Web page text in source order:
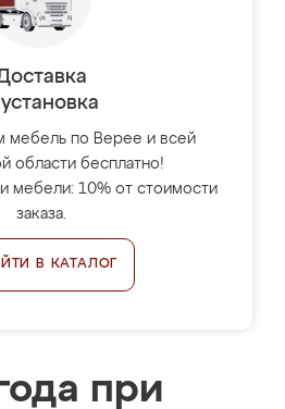
мебель по Верее и всей
области бесплатно!
мебели: 10% от стоимости
заказа.
В КАТАЛОГ
при